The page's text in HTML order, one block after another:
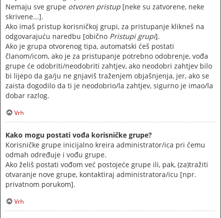
Nemaju sve grupe otvoren pristup[neke su zatvorene, neke
skrivene...].
Ako imaš pristup korisničkoj grupi, za pristupanje klikneš na
odgovarajuću naredbu [obično Pristupi grupi].
Ako je grupa otvorenog tipa, automatski ćeš postati
članom/icom, ako je za pristupanje potrebno odobrenje, vođa
grupe će odobriti/neodobriti zahtjev, ako neodobri zahtjev bilo
bi lijepo da ga/ju ne gnjaviš traženjem objašnjenja, jer, ako se
zaista dogodilo da ti je neodobrio/la zahtjev, sigurno je imao/la
dobar razlog.
Vrh
Kako mogu postati vođa korisničke grupe?
Korisničke grupe inicijalno kreira administrator/ica pri čemu
odmah određuje i vođu grupe.
Ako želiš postati vođom već postojeće grupe ili, pak, (za)tražiti
otvaranje nove grupe, kontaktiraj administratora/icu [npr.
privatnom porukom].
Vrh